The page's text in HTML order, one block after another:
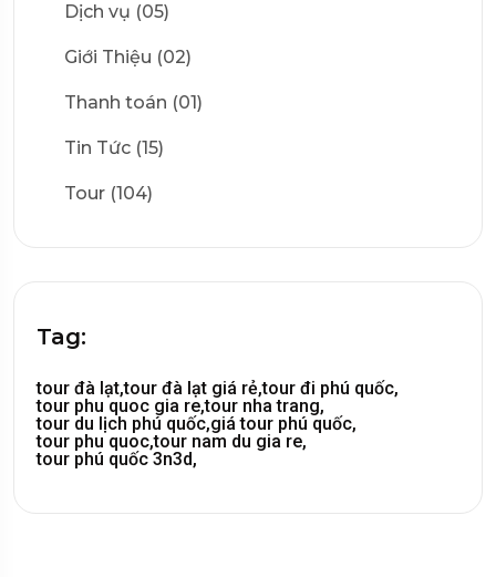
Dịch vụ (05)
Giới Thiệu (02)
Thanh toán (01)
Tin Tức (15)
Tour (104)
Tag:
tour đà lạt,tour đà lạt giá rẻ,tour đi phú quốc,
tour phu quoc gia re,tour nha trang,
tour du lịch phú quốc,giá tour phú quốc,
tour phu quoc,tour nam du gia re,
tour phú quốc 3n3d,